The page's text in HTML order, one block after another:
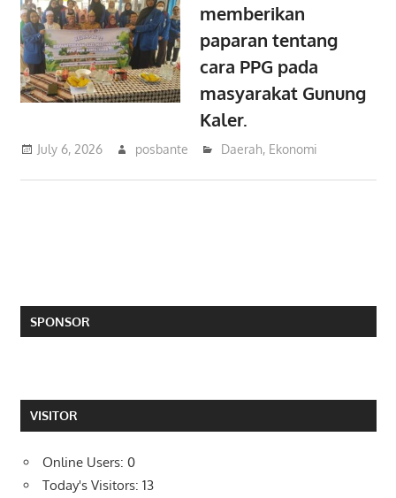
memberikan
paparan tentang
cara PPG pada
masyarakat Gunung
Kaler.
July 6, 2026 posbante Daerah, Ekonomi
SPONSOR
VISITOR
Online Users: 0
Today's Visitors: 13